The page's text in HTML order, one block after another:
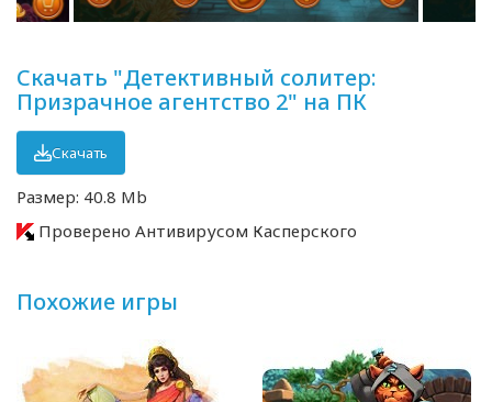
Скачать "Детективный солитер:
Призрачное агентство 2" на ПК
Скачать
Размер: 40.8 Mb
Проверено Антивирусом Касперского
Похожие игры